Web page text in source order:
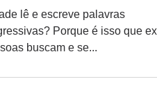
lê e escreve palavras
é isso que existe
As pessoas buscam e se...